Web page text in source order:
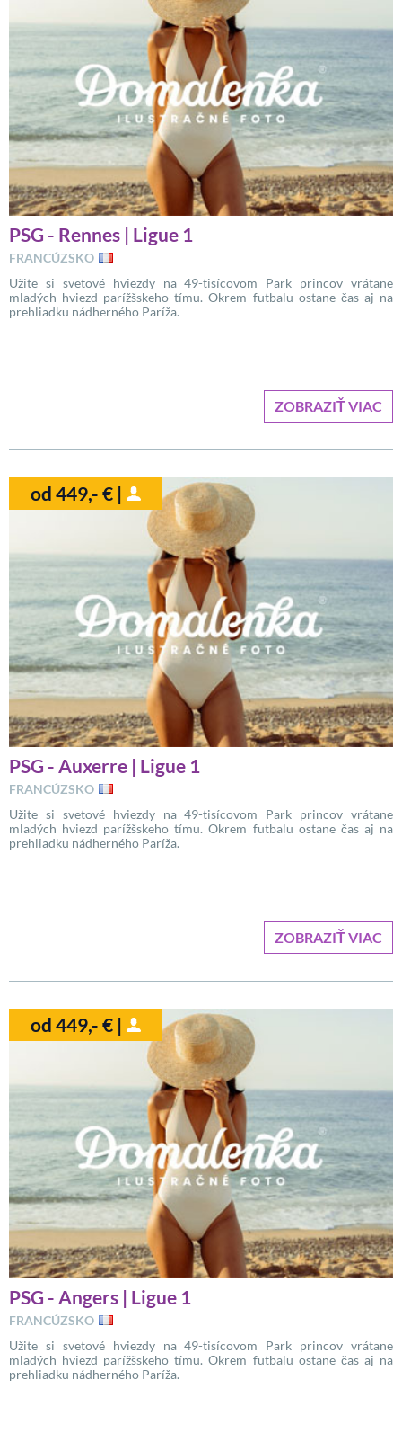
PSG - Rennes | Ligue 1
FRANCÚZSKO
Užite si svetové hviezdy na 49-tisícovom Park princov vrátane
mladých hviezd parížšskeho tímu. Okrem futbalu ostane čas aj na
prehliadku nádherného Paríža.
ZOBRAZIŤ VIAC
od 449,- € |
PSG - Auxerre | Ligue 1
FRANCÚZSKO
Užite si svetové hviezdy na 49-tisícovom Park princov vrátane
mladých hviezd parížšskeho tímu. Okrem futbalu ostane čas aj na
prehliadku nádherného Paríža.
ZOBRAZIŤ VIAC
od 449,- € |
PSG - Angers | Ligue 1
FRANCÚZSKO
Užite si svetové hviezdy na 49-tisícovom Park princov vrátane
mladých hviezd parížšskeho tímu. Okrem futbalu ostane čas aj na
prehliadku nádherného Paríža.